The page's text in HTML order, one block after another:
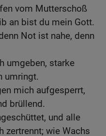
vom Mutterschoß
an bist du mein Gott.
Not ist nahe, denn
umgeben, starke
umringt.
mich aufgesperrt,
brüllend.
und alle
zertrennt; wie Wachs